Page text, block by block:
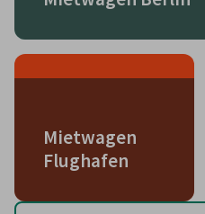
Mietwagen
Flughafen